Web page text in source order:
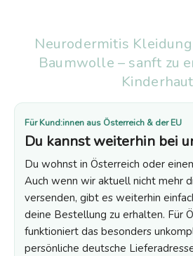
Neurodermitis
Baumwolle – sanft zu
Kinderhaut
Für Kund:innen aus Österreich & der EU
Du kannst weiterhin bei
Du wohnst in Österreich oder
Auch wenn wir aktuell nicht mehr
versenden, gibt es weiterhin
deine Bestellung zu erhalten. Für
funktioniert das besonders
persönliche deutsche